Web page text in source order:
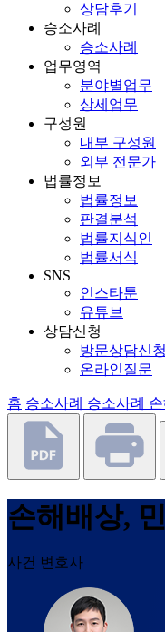
상담후기
승소사례
승소사례
업무영역
분야별업무
상세업무
구성원
내부 구성원
외부 전문가
법률정보
법률정보
판결분석
법률지식인
법률서식
SNS
인스타툰
유튜브
상담신청
방문상담신청
온라인질문
홈 승소사례 승소사례
손해배상,
사건 변호사